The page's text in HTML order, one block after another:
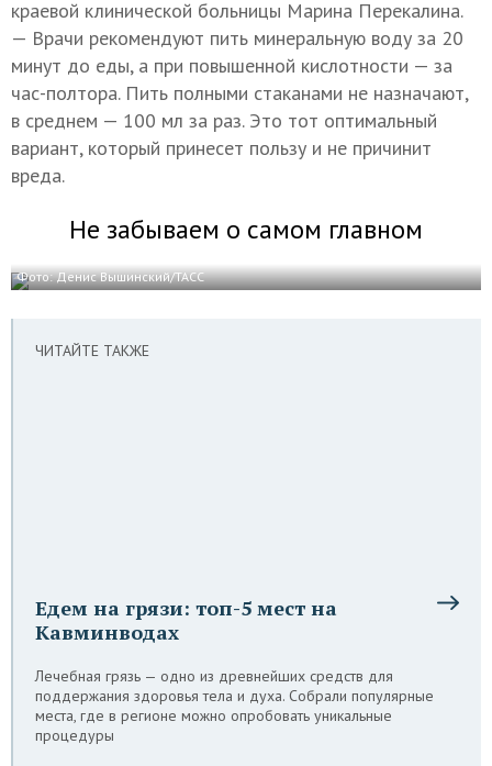
краевой клинической больницы Марина Перекалина.
— Врачи рекомендуют пить минеральную воду за 20
минут до еды, а при повышенной кислотности — за
час-полтора. Пить полными стаканами не назначают,
в среднем — 100 мл за раз. Это тот оптимальный
вариант, который принесет пользу и не причинит
вреда.
Не забываем о самом главном
Фото: Денис Вышинский/ТАСС
ЧИТАЙТЕ ТАКЖЕ
Едем на грязи: топ-5 мест на
Кавминводах
Лечебная грязь — одно из древнейших средств для
поддержания здоровья тела и духа. Собрали популярные
места, где в регионе можно опробовать уникальные
процедуры